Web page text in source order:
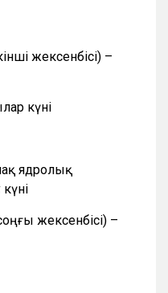
жексенбісі) –
күні
ядролық
жексенбісі) –